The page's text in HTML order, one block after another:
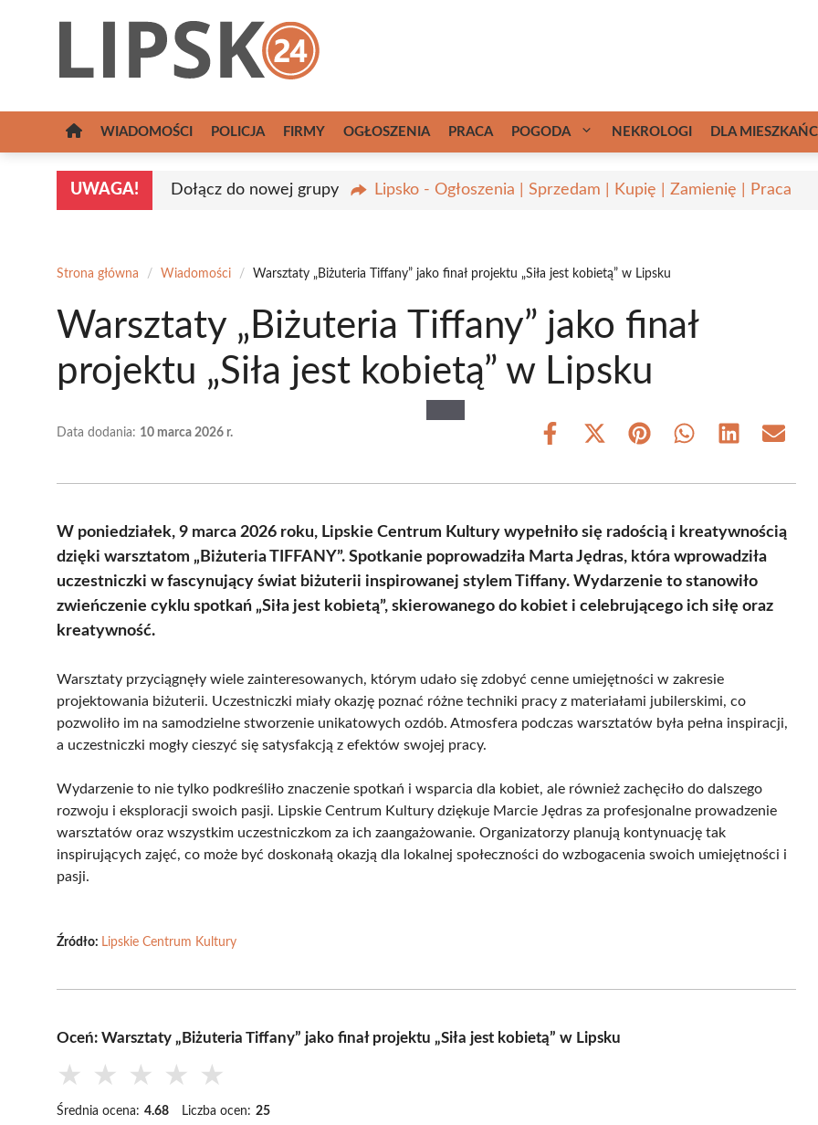
WIADOMOŚCI POLICJA FIRMY OGŁOSZENIA PRACA POGODA NEKROLOGI DLA
UWAGA! Dołącz do nowej grupy Lipsko - Ogłoszenia | Sprzedam | Kupię | Zamienię | Praca
Strona główna / Wiadomości / Warsztaty „Biżuteria Tiffany” jako finał projektu „Siła jest kobietą” w Lipsku
Warsztaty „Biżuteria Tiffany” jako finał
projektu „Siła jest kobietą” w Lipsku
Data dodania: 10 marca 2026 r.
Share
Share
(Twitter)
Share Share Share Share
W poniedziałek, 9 marca 2026 roku, Lipskie Centrum Kultury wypełniło się radością i kreatywnością
dzięki warsztatom „Biżuteria TIFFANY”. Spotkanie poprowadziła Marta Jędras, która wprowadziła
uczestniczki w fascynujący świat biżuterii inspirowanej stylem Tiffany. Wydarzenie to stanowiło
zwieńczenie cyklu spotkań „Siła jest kobietą”, skierowanego do kobiet i celebrującego ich siłę oraz
kreatywność.
Warsztaty przyciągnęły wiele zainteresowanych, którym udało się zdobyć cenne umiejętności w zakresie
projektowania biżuterii. Uczestniczki miały okazję poznać różne techniki pracy z materiałami jubilerskimi, co
pozwoliło im na samodzielne stworzenie unikatowych ozdób. Atmosfera podczas warsztatów była pełna inspiracji,
a uczestniczki mogły cieszyć się satysfakcją z efektów swojej pracy.
Wydarzenie to nie tylko podkreśliło znaczenie spotkań i wsparcia dla kobiet, ale również zachęciło do dalszego
rozwoju i eksploracji swoich pasji. Lipskie Centrum Kultury dziękuje Marcie Jędras za profesjonalne prowadzenie
warsztatów oraz wszystkim uczestniczkom za ich zaangażowanie. Organizatorzy planują kontynuację tak
inspirujących zajęć, co może być doskonałą okazją dla lokalnej społeczności do wzbogacenia swoich umiejętności i
pasji.
Źródło: Lipskie Centrum Kultury
Oceń: Warsztaty „Biżuteria Tiffany” jako finał projektu „Siła jest kobietą” w Lipsku
★ ★ ★ ★ ★
Średnia ocena: 4.68 Liczba ocen: 25